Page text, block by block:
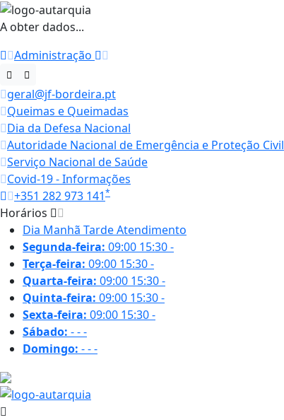
A obter dados...
Administração
geral@jf-bordeira.pt
Queimas e Queimadas
Dia da Defesa Nacional
Autoridade Nacional de Emergência e Proteção Civil
Serviço Nacional de Saúde
Covid-19 - Informações
+351 282 973 141*
Horários
Dia Manhã TardeAtendimento
Segunda-feira: 09:00 15:30-
Terça-feira: 09:00 15:30-
Quarta-feira: 09:00 15:30-
Quinta-feira: 09:00 15:30-
Sexta-feira: 09:00 15:30-
Sábado: ---
Domingo: ---